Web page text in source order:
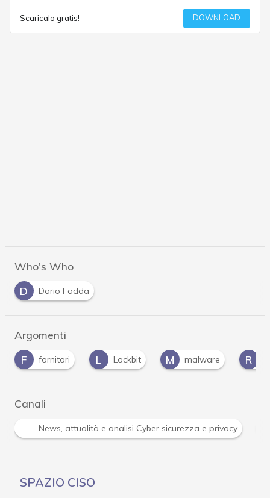
Scaricalo gratis! DOWNLOAD
Who's Who
D
Dario Fadda
Argomenti
L
Lockbit M malware R ransomware
Canali
e analisi Cyber sicurezza e privacy R
Ransomware
SPAZIO CISO